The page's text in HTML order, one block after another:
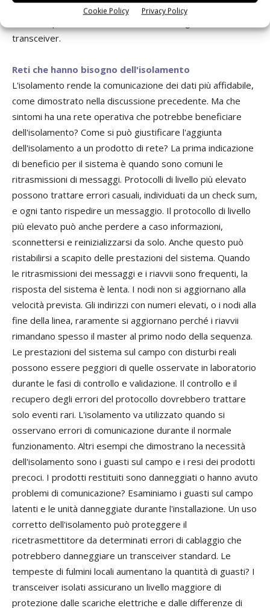
Cookie Policy Privacy Policy
tensione collegato tra il terminale comune di ogni ricevitore
transceiver.
Reti che hanno bisogno dell'isolamento
L'isolamento rende la comunicazione dei dati più affidabile,
come dimostrato nella discussione precedente. Ma che
sintomi ha una rete operativa che potrebbe beneficiare
dell'isolamento? Come si può giustificare l'aggiunta
dell'isolamento a un prodotto di rete? La prima indicazione
di beneficio per il sistema è quando sono comuni le
ritrasmissioni di messaggi. Protocolli di livello più elevato
possono trattare errori casuali, individuati da un check sum,
e ogni tanto rispedire un messaggio. Il protocollo di livello
più elevato può anche perdere a caso informazioni,
sconnettersi e reinizializzarsi da solo. Anche questo può
ristabilirsi a scapito delle prestazioni del sistema. Quando
le ritrasmissioni dei messaggi e i riavvii sono frequenti, la
risposta del sistema è lenta. I nodi non si aggiornano alla
velocità prevista. Gli indirizzi con numeri elevati, o i nodi alla
fine della linea, raramente si aggiornano perché i riavvii
rimandano spesso il master al primo nodo della sequenza.
Le prestazioni del sistema sul campo con disturbi reali
possono essere peggiori di quelle osservate in laboratorio
durante le fasi di controllo e validazione. Il controllo e il
recupero degli errori del protocollo dovrebbero trattare
solo eventi rari. L'isolamento va utilizzato quando si
osservano errori di comunicazione durante il normale
funzionamento. Altri esempi che dimostrano la necessità
dell'isolamento sono i guasti sul campo e i resi dei prodotti
precoci. I prodotti restituiti sono danneggiati o hanno avuto
problemi di comunicazione? Esaminiamo i guasti sul campo
latenti e le unità danneggiate durante l'installazione. Un uso
corretto dell'isolamento può proteggere il
ricetrasmettitore da determinati errori di cablaggio che
potrebbero danneggiare un transceiver standard. Le
tempeste di fulmini locali aumentano la quantità di guasti? I
transceiver isolati assicurano un livello maggiore di
protezione dalle scariche elettriche e dalle differenze di